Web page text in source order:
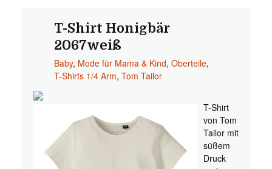
T-Shirt Honigbär
2067weiß
Baby, Mode für Mama & Kind, Oberteile,
T-Shirts 1/4 Arm, Tom Tailor
T-Shirt
von Tom
Tailor mit
süßem
Druck